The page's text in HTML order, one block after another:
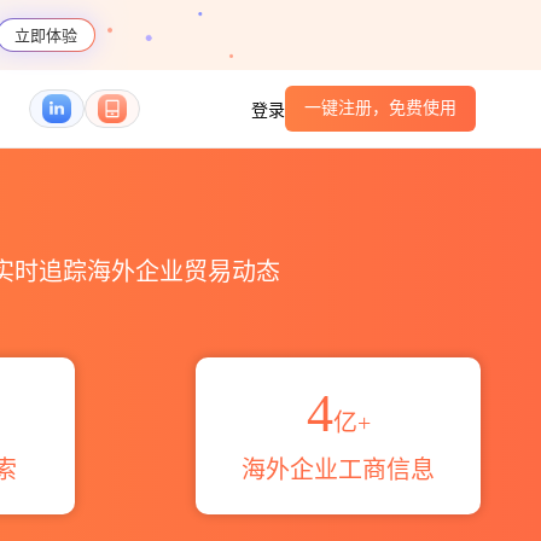
立即体验
登录 一键注册，免费使用
时追踪海外企业贸易动态
4亿+
海外企业工商信息